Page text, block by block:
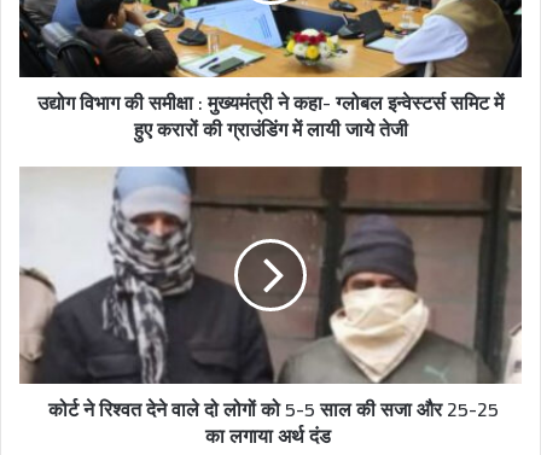
l
उद्योग विभाग की समीक्षा : मुख्यमंत्री ने कहा- ग्लोबल इन्वेस्टर्स समिट में
हुए करारों की ग्राउंडिंग में लायी जाये तेजी
कोर्ट ने रिश्वत देने वाले दो लोगों को 5-5 साल की सजा और 25-25
का लगाया अर्थ दंड